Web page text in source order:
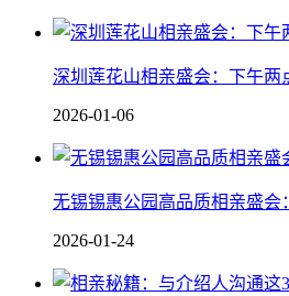
深圳莲花山相亲盛会：下午两
2026-01-06
无锡锡惠公园高品质相亲盛会
2026-01-24